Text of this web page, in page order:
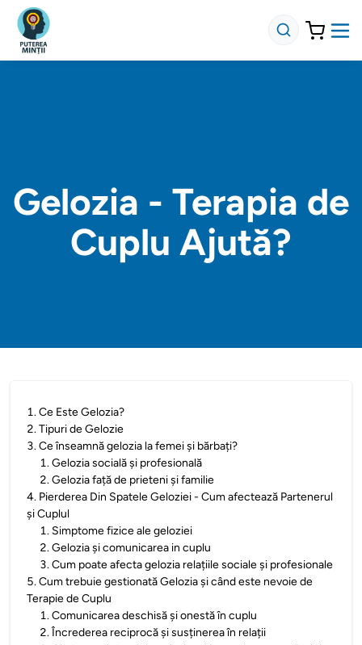
Gelozia - Terapia de
Cuplu Ajută?
1.Ce Este Gelozia?
2.Tipuri de Gelozie
3.Ce înseamnă gelozia la femei și bărbați?
1.Gelozia socială și profesională
2.Gelozia față de prieteni și familie
4. Pierderea Din Spatele Geloziei - Cum afectează Partenerul
și Cuplul
1. Simptome fizice ale geloziei
2.Gelozia și comunicarea in cuplu
3.Cum poate afecta gelozia relațiile sociale și profesionale
5.Cum trebuie gestionată Gelozia și când este nevoie de
Terapie de Cuplu
1.Comunicarea deschisă și onestă în cuplu
2.Încrederea reciprocă și susținerea în relații